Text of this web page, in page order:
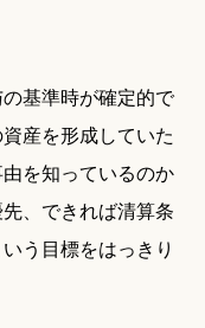
基準時が確定的で
産を形成していた
を知っているのか
、できれば清算条
う目標をはっきり